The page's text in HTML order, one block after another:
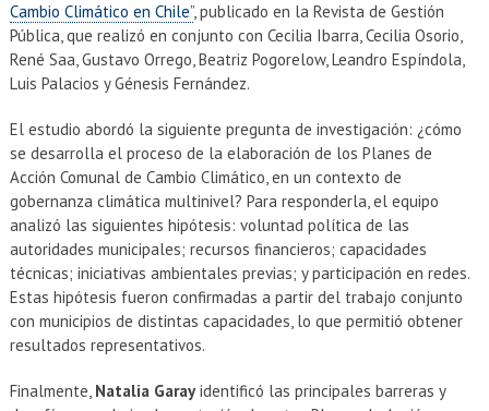
Cambio Climático en Chile”, publicado en la Revista de Gestión
Pública, que realizó en conjunto con Cecilia Ibarra, Cecilia Osorio,
René Saa, Gustavo Orrego, Beatriz Pogorelow, Leandro Espíndola,
Luis Palacios y Génesis Fernández.
El estudio abordó la siguiente pregunta de investigación: ¿cómo
se desarrolla el proceso de la elaboración de los Planes de
Acción Comunal de Cambio Climático, en un contexto de
gobernanza climática multinivel? Para responderla, el equipo
analizó las siguientes hipótesis: voluntad política de las
autoridades municipales; recursos financieros; capacidades
técnicas; iniciativas ambientales previas; y participación en redes.
Estas hipótesis fueron confirmadas a partir del trabajo conjunto
con municipios de distintas capacidades, lo que permitió obtener
resultados representativos.
Finalmente, Natalia Garayidentificó las principales barreras y